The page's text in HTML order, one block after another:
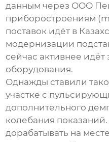
данным через ООО
приборостроениям (
поставок идёт в
модернизации
сейчас активнее
оборудования.
Однажды ставили
участке с
дополнительного
колебания
дорабатывать на